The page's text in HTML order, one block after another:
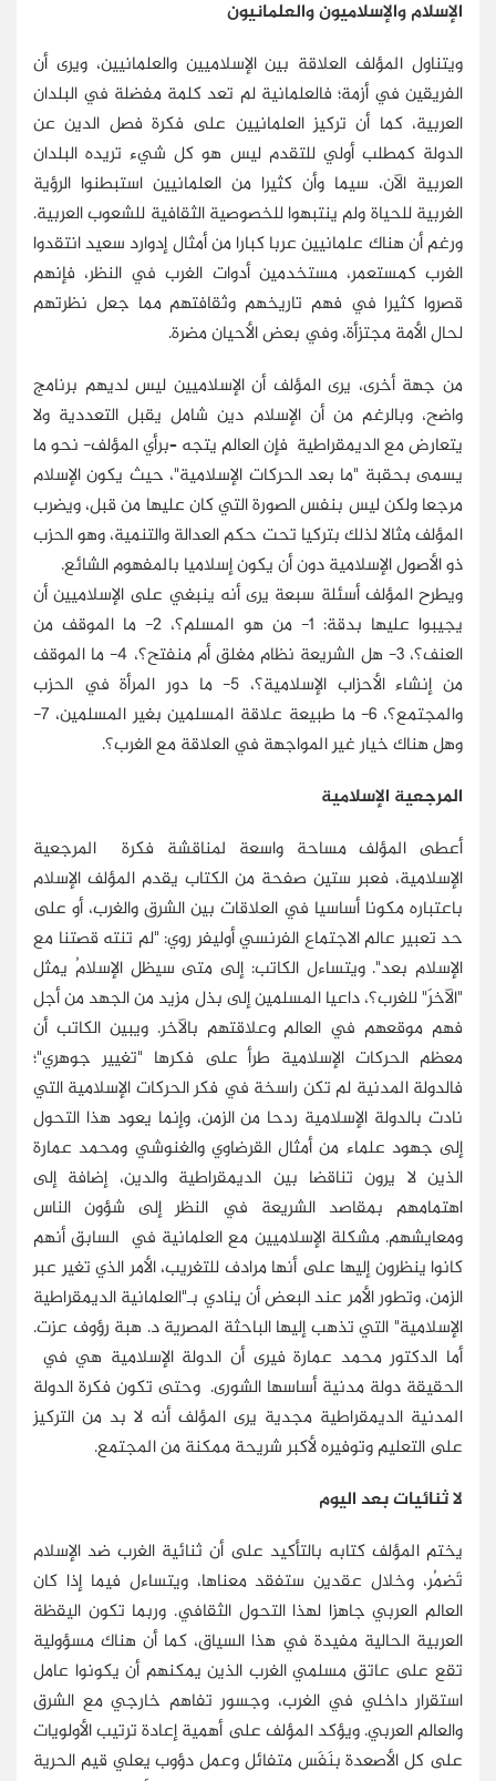
الإسلام والإسلاميون والعلمانيون
ويتناول المؤلف العلاقة بين الإسلاميين والعلمانيين، ويرى أن
الفريقين في أزمة؛ فالعلمانية لم تعد كلمة مفضلة في البلدان
العربية، كما أن تركيز العلمانيين على فكرة فصل الدين عن
الدولة كمطلب أولي للتقدم ليس هو كل شيء تريده البلدان
العربية الآن، سيما وأن كثيرا من العلمانيين استبطنوا الرؤية
الغربية للحياة ولم ينتبهوا للخصوصية الثقافية للشعوب العربية.
ورغم أن هناك علمانيين عربا كبارا من أمثال إدوارد سعيد انتقدوا
الغرب كمستعمر، مستخدمين أدوات الغرب في النظر، فإنهم
قصروا كثيرا في فهم تاريخهم وثقافتهم مما جعل نظرتهم
لحال الأمة مجتزأة، وفي بعض الأحيان مضرة.
من جهة أخرى، يرى المؤلف أن الإسلاميين ليس لديهم برنامج
واضح، وبالرغم من أن الإسلام دين شامل يقبل التعددية ولا
يتعارض مع الديمقراطية فإن العالم يتجه –برأي المؤلف- نحو ما
يسمى بحقبة "ما بعد الحركات الإسلامية"، حيث يكون الإسلام
مرجعا ولكن ليس بنفس الصورة التي كان عليها من قبل، ويضرب
المؤلف مثالا لذلك بتركيا تحت حكم العدالة والتنمية، وهو الحزب
ذو الأصول الإسلامية دون أن يكون إسلاميا بالمفهوم الشائع.
ويطرح المؤلف أسئلة سبعة يرى أنه ينبغي على الإسلاميين أن
يجيبوا عليها بدقة: 1- من هو المسلم؟، 2- ما الموقف من
العنف؟، 3- هل الشريعة نظام مغلق أم منفتح؟، 4- ما الموقف
من إنشاء الأحزاب الإسلامية؟، 5- ما دور المرأة في الحزب
والمجتمع؟، 6- ما طبيعة علاقة المسلمين بغير المسلمين، 7-
وهل هناك خيار غير المواجهة في العلاقة مع الغرب؟.
المرجعية الإسلامية
أعطى المؤلف مساحة واسعة لمناقشة فكرة المرجعية
الإسلامية، فعبر ستين صفحة من الكتاب يقدم المؤلف الإسلام
باعتباره مكونا أساسيا في العلاقات بين الشرق والغرب، أو على
حد تعبير عالم الاجتماع الفرنسي أوليفر روي: "لم تنته قصتنا مع
الإسلام بعد". ويتساءل الكاتب: إلى متى سيظل الإسلامُ يمثل
"الآخرَ" للغرب؟، داعيا المسلمين إلى بذل مزيد من الجهد من أجل
فهم موقعهم في العالم وعلاقتهم بالآخر. ويبين الكاتب أن
معظم الحركات الإسلامية طرأ على فكرها "تغيير جوهري"؛
فالدولة المدنية لم تكن راسخة في فكر الحركات الإسلامية التي
نادت بالدولة الإسلامية ردحا من الزمن، وإنما يعود هذا التحول
إلى جهود علماء من أمثال القرضاوي والغنوشي ومحمد عمارة
الذين لا يرون تناقضا بين الديمقراطية والدين، إضافة إلى
اهتمامهم بمقاصد الشريعة في النظر إلى شؤون الناس
ومعايشهم. مشكلة الإسلاميين مع العلمانية في السابق أنهم
كانوا ينظرون إليها على أنها مرادف للتغريب، الأمر الذي تغير عبر
الزمن، وتطور الأمر عند البعض أن ينادي بـ"العلمانية الديمقراطية
الإسلامية" التي تذهب إليها الباحثة المصرية د. هبة رؤوف عزت.
أما الدكتور محمد عمارة فيرى أن الدولة الإسلامية هي في
الحقيقة دولة مدنية أساسها الشورى. وحتى تكون فكرة الدولة
المدنية الديمقراطية مجدية يرى المؤلف أنه لا بد من التركيز
على التعليم وتوفيره لأكبر شريحة ممكنة من المجتمع.
لا ثنائيات بعد اليوم
يختم المؤلف كتابه بالتأكيد على أن ثنائية الغرب ضد الإسلام
تَضمُر، وخلال عقدين ستفقد معناها، ويتساءل فيما إذا كان
العالم العربي جاهزا لهذا التحول الثقافي. وربما تكون اليقظة
العربية الحالية مفيدة في هذا السياق، كما أن هناك مسؤولية
تقع على عاتق مسلمي الغرب الذين يمكنهم أن يكونوا عامل
استقرار داخلي في الغرب، وجسور تفاهم خارجي مع الشرق
والعالم العربي. ويؤكد المؤلف على أهمية إعادة ترتيب الأولويات
على كل الأصعدة بنَفَس متفائل وعمل دؤوب يعلي قيم الحرية